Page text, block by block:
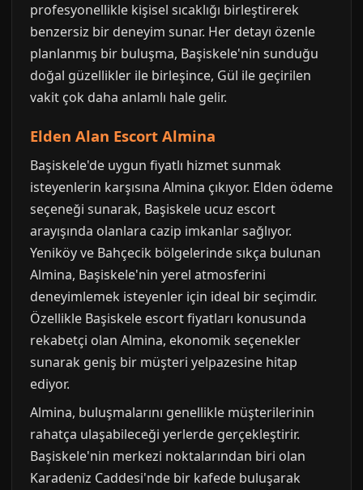
profesyonellikle kişisel sıcaklığı birleştirerek
benzersiz bir deneyim sunar. Her detayı özenle
planlanmış bir buluşma, Başiskele'nin sunduğu
doğal güzellikler ile birleşince, Gül ile geçirilen
vakit çok daha anlamlı hale gelir.
Elden Alan Escort Almina
Başiskele'de uygun fiyatlı hizmet sunmak
isteyenlerin karşısına Almina çıkıyor. Elden ödeme
seçeneği sunarak, Başiskele ucuz escort
arayışında olanlara cazip imkanlar sağlıyor.
Yeniköy ve Bahçecik bölgelerinde sıkça bulunan
Almina, Başiskele'nin yerel atmosferini
deneyimlemek isteyenler için ideal bir seçimdir.
Özellikle Başiskele escort fiyatları konusunda
rekabetçi olan Almina, ekonomik seçenekler
sunarak geniş bir müşteri yelpazesine hitap
ediyor.
Almina, buluşmalarını genellikle müşterilerinin
rahatça ulaşabileceği yerlerde gerçekleştirir.
Başiskele'nin merkezi noktalarından biri olan
Karadeniz Caddesi'nde bir kafede buluşarak